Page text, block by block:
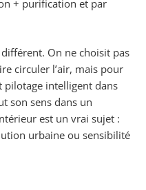
+ purification et par
On ne choisit pas
circuler l’air, mais pour
intelligent dans
son sens dans un
est un vrai sujet :
urbaine ou sensibilité